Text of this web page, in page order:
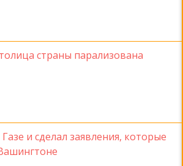
страны парализована
и сделал заявления, которые